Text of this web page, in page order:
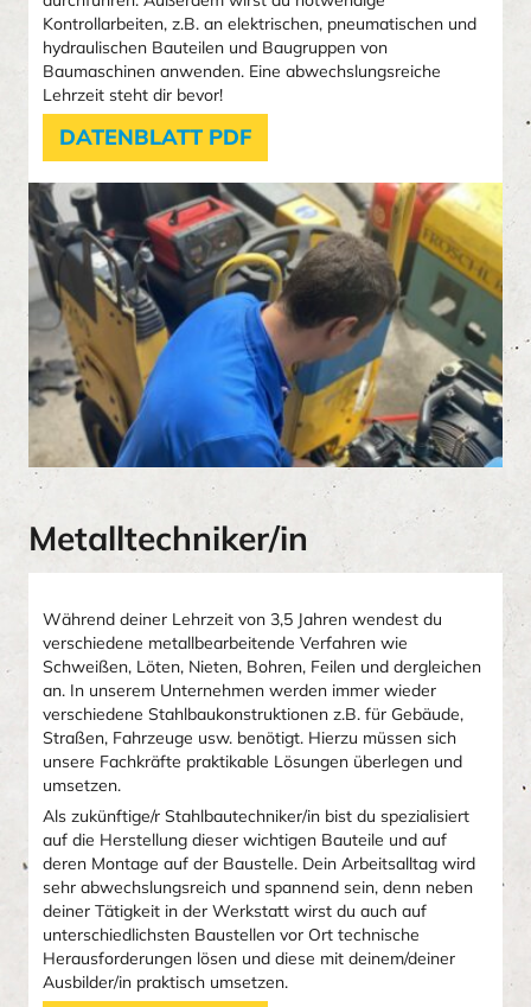
Kontrollarbeiten, z.B. an elektrischen, pneumatischen und
hydraulischen Bauteilen und Baugruppen von
Baumaschinen anwenden. Eine abwechslungsreiche
Lehrzeit steht dir bevor!
DATENBLATT PDF
Metalltechniker/in
Während deiner Lehrzeit von 3,5 Jahren wendest du
verschiedene metallbearbeitende Verfahren wie
Schweißen, Löten, Nieten, Bohren, Feilen und dergleichen
an. In unserem Unternehmen werden immer wieder
verschiedene Stahlbaukonstruktionen z.B. für Gebäude,
Straßen, Fahrzeuge usw. benötigt. Hierzu müssen sich
unsere Fachkräfte praktikable Lösungen überlegen und
umsetzen.
Als zukünftige/r Stahlbautechniker/in bist du spezialisiert
auf die Herstellung dieser wichtigen Bauteile und auf
deren Montage auf der Baustelle. Dein Arbeitsalltag wird
sehr abwechslungsreich und spannend sein, denn neben
deiner Tätigkeit in der Werkstatt wirst du auch auf
unterschiedlichsten Baustellen vor Ort technische
Herausforderungen lösen und diese mit deinem/deiner
Ausbilder/in praktisch umsetzen.